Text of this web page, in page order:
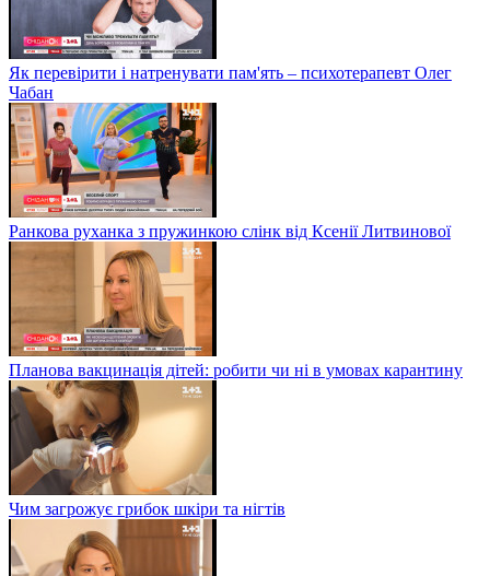
Як перевірити і натренувати пам'ять – психотерапевт Олег
Чабан
Ранкова руханка з пружинкою слінк від Ксенії Литвинової
Планова вакцинація дітей: робити чи ні в умовах карантину
Чим загрожує грибок шкіри та нігтів